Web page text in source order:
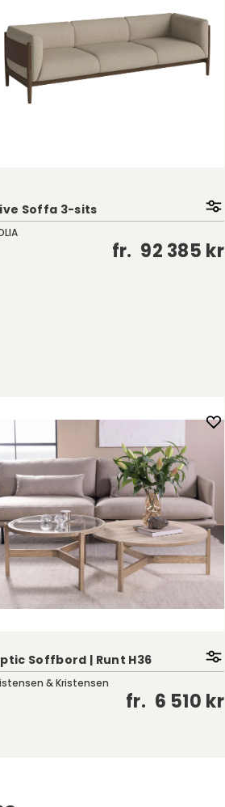
Soffa 3-sits
fr. 92 385 kr
Soffbord | Runt H36
& Kristensen
fr. 6 510 kr